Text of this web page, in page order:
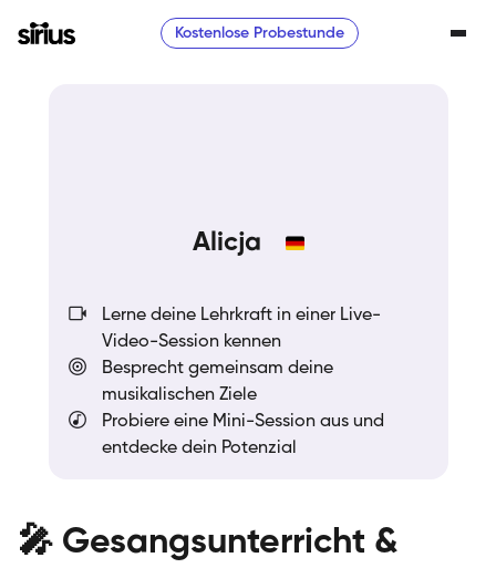
Kostenlose Probestunde
🎤 Gesangsunterricht &
Alicja
Lerne deine Lehrkraft in einer Live-
Video-Session kennen
Besprecht gemeinsam deine
musikalischen Ziele
Probiere eine Mini-Session aus und
entdecke dein Potenzial